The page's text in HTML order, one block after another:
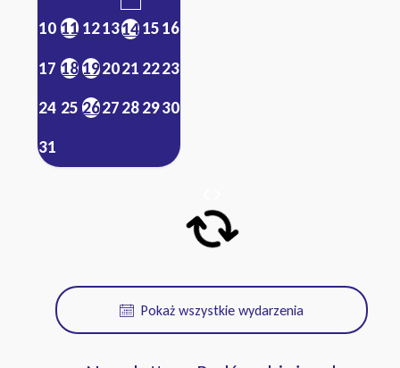
10 11 1213141516
17 18192021 2223
24 25 2627282930
31
Pokaż wszystkie wydarzenia